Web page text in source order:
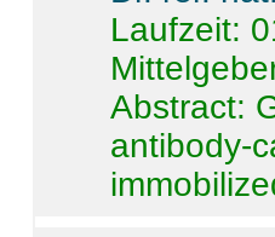
Laufzeit:
Abstract:
antibody-